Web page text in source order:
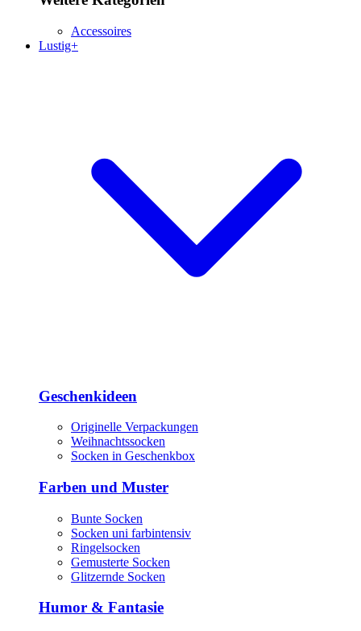
Accessoires
Lustig+
Geschenkideen
Originelle Verpackungen
Weihnachtssocken
Socken in Geschenkbox
Farben und Muster
Bunte Socken
Socken uni farbintensiv
Ringelsocken
Gemusterte Socken
Glitzernde Socken
Humor & Fantasie